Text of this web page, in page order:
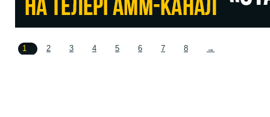
1 2 3 4 5 6 7 8 →